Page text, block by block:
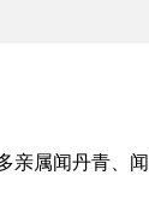
亲属闻丹青、